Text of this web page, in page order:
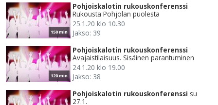
150 min
Pohjoiskalotin rukouskonferenssi
Rukousta Pohjolan puolesta
25.1.20 klo 10.30
Jakso: 39
120 min
Pohjoiskalotin rukouskonferenssi
Avajaistilaisuus. Sisäinen parantuminen
24.1.20 klo 19.00
Jakso: 38
Pohjoiskalotin rukouskonferenssi su
27.1.